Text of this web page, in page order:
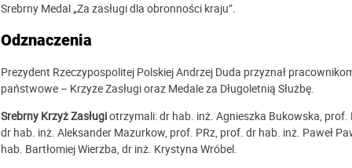
Srebrny Medal „Za zasługi dla obronności kraju”.
Odznaczenia
Prezydent Rzeczypospolitej Polskiej Andrzej Duda przyznał
państwowe – Krzyże Zasługi oraz Medale za Długoletnią Służbę.
Srebrny Krzyż Zasługiotrzymali: dr hab. inż. Agnieszka Bukowska,
dr hab. inż. Aleksander Mazurkow, prof. PRz, prof. dr hab. inż. Paweł
hab. Bartłomiej Wierzba, dr inż. Krystyna Wróbel.